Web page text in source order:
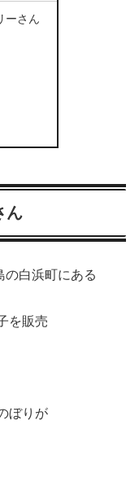
ーさん
ん
の白浜町にある
を販売
ぼりが